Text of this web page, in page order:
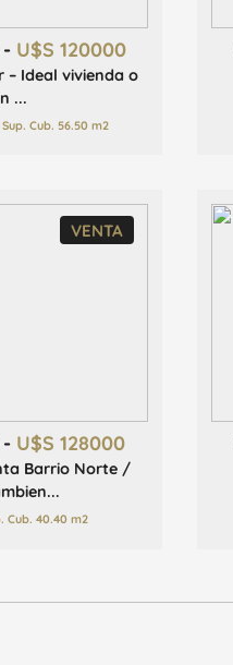
- U$S 120000
– Ideal vivienda o
...
Cub. 56.50 m2
VENTA
- U$S 128000
Barrio Norte /
Cub. 40.40 m2